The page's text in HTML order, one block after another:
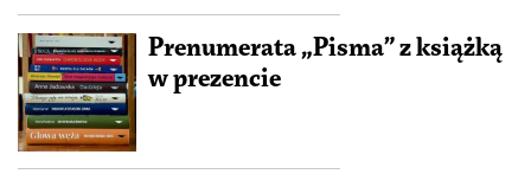
Prenumerata „Pisma” z książką
w prezencie